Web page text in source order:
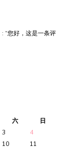
: “您好，这是一条评
六
日
3
4
10
11